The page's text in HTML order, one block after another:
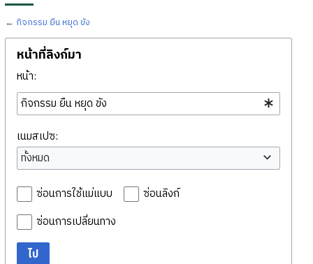
← กิจกรรม ยืน หยุด ขัง
หน้าที่ลิงก์มา
หน้า:
เนมสเปซ:
ทั้งหมด
ซ่อนการใช้แม่แบบ
ซ่อนลิงก์
ซ่อนการเปลี่ยนทาง
ไป